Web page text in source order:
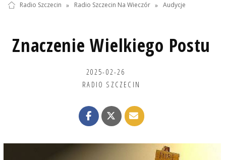
Radio Szczecin » Radio Szczecin Na Wieczór » Audycje
Znaczenie Wielkiego Postu
2025-02-26
RADIO SZCZECIN